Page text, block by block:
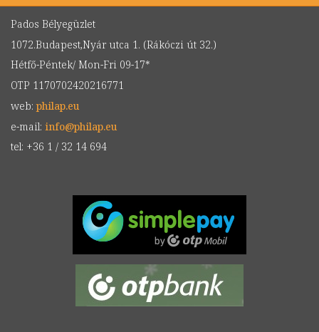
Pados Bélyegüzlet
1072.Budapest,Nyár utca 1. (Rákóczi út 32.)
Hétfő-Péntek/ Mon-Fri 09-17*
OTP 1170702420216771
web:philap.eu
e-mail: info@philap.eu
tel: +36 1 / 32 14 694